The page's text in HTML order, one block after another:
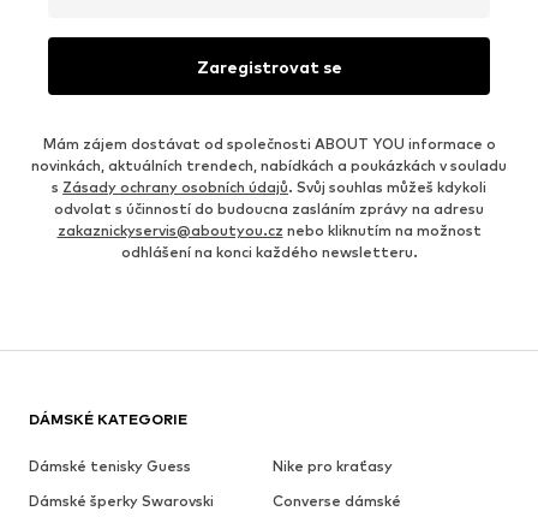
Zaregistrovat se
Mám zájem dostávat od společnosti ABOUT YOU informace o
novinkách, aktuálních trendech, nabídkách a poukázkách v souladu
s Zásady ochrany osobních údajů. Svůj souhlas můžeš kdykoli
odvolat s účinností do budoucna zasláním zprávy na adresu
zakaznickyservis@aboutyou.cz nebo kliknutím na možnost
odhlášení na konci každého newsletteru.
DÁMSKÉ KATEGORIE
Dámské tenisky Guess
Nike pro kraťasy
Dámské šperky Swarovski
Converse dámské